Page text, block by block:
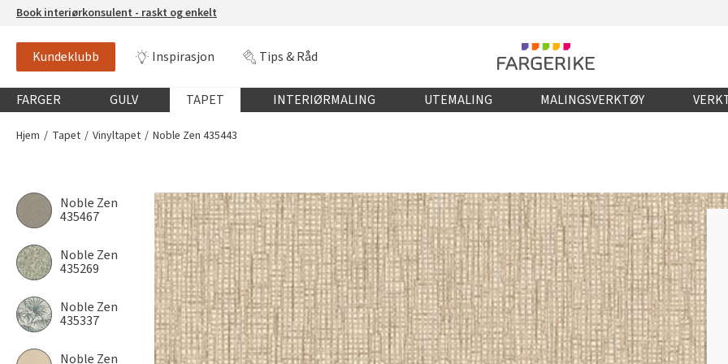
Book interiørkonsulent - raskt og enkelt
Kundeklubb Inspirasjon Tips & Råd
Globalnavigasjon mobil
FARGER GULV TAPET INTERIØRMALING UTEMALING MALINGSVERKTØY
Hjem Tapet Vinyltapet Noble Zen 435443
Noble Zen
435467
Noble Zen
435269
Noble Zen
435337
Noble Zen